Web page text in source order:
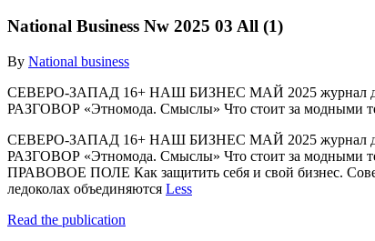
National Business Nw 2025 03 All (1)
By National business
СЕВЕРО-ЗАПАД 16+ НАШ БИЗНЕС МАЙ 2025 журнал для
РАЗГОВОР «Этномода. Смыслы» Что стоит за модными
СЕВЕРО-ЗАПАД 16+ НАШ БИЗНЕС МАЙ 2025 журнал для
РАЗГОВОР «Этномода. Смыслы» Что стоит за модными
ПРАВОВОЕ ПОЛЕ Как защитить себя и свой бизнес.
ледоколах объединяются Less
Read the publication